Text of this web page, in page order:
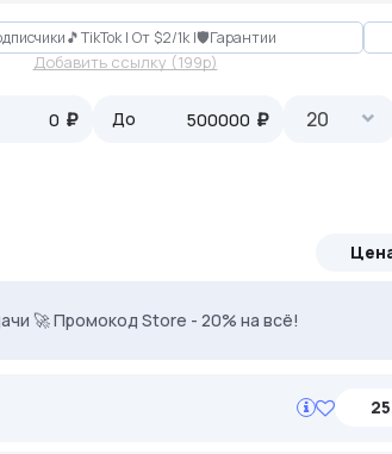
| От $2/1k |🛡Гарантии
Добавить ссылку (199p)
₽ До ₽ 20
для скидки 35%
🚀 Промокод Store - 20% на всё!